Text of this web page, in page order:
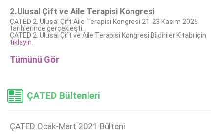
2.Ulusal Çift ve Aile Terapisi Kongresi
ÇATED 2. Ulusal Çift Aile Terapisi Kongresi 21-23 Kasım 2025
tarihlerinde gerçekleşti.
ÇATED 2. Ulusal Çift ve Aile Terapisi Kongresi Bildiriler Kitabı için
tıklayın.
Tümünü Gör
ÇATED Bültenleri
ÇATED Ocak-Mart 2021 Bülteni